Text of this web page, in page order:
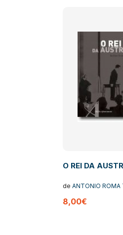
O REI DA
de ANTONIO ROMA
8,00€